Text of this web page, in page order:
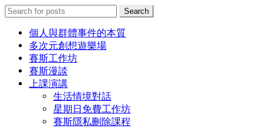
Search
for:
Search
個人與群體事件的本質
多次元創想遊樂場
賽斯工作坊
賽斯漫談
上課演講
生活情境對話
星期日免費工作坊
賽斯隱私刪除課程